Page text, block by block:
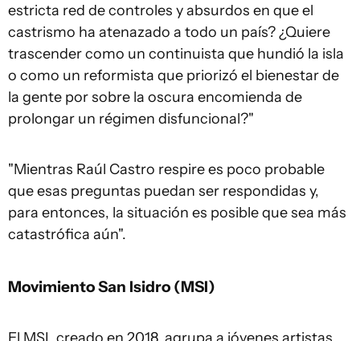
estricta red de controles y absurdos en que el
castrismo ha atenazado a todo un país? ¿Quiere
trascender como un continuista que hundió la isla
o como un reformista que priorizó el bienestar de
la gente por sobre la oscura encomienda de
prolongar un régimen disfuncional?"
"Mientras Raúl Castro respire es poco probable
que esas preguntas puedan ser respondidas y,
para entonces, la situación es posible que sea más
catastrófica aún".
Movimiento San Isidro (MSI)
El MSI, creado en 2018, agrupa a jóvenes artistas,